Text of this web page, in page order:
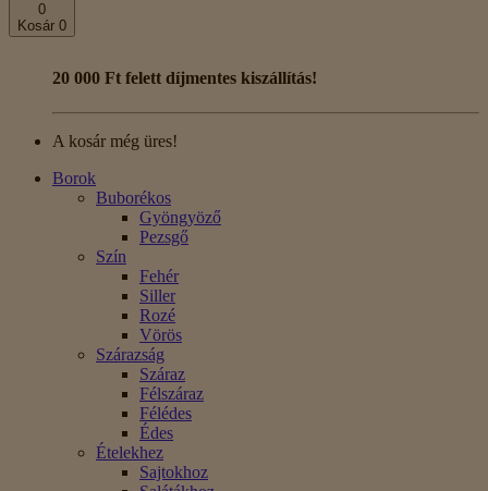
0
Kosár 0
20 000 Ft felett díjmentes kiszállítás!
A kosár még üres!
Borok
Buborékos
Gyöngyöző
Pezsgő
Szín
Fehér
Siller
Rozé
Vörös
Szárazság
Száraz
Félszáraz
Félédes
Édes
Ételekhez
Sajtokhoz